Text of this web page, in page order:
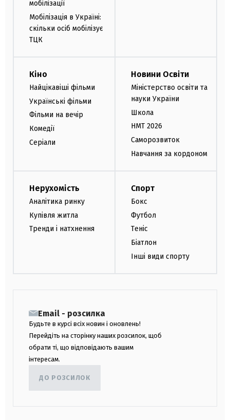
мобілізації
Мобілізація в Україні:
скільки осіб мобілізує
ТЦК
Кіно
Найцікавіші фільми
Українські фільми
Фільми на вечір
Комедії
Серіали
Новини Освіти
Міністерство освіти та
науки України
Школа
НМТ 2026
Саморозвиток
Навчання за кордоном
Нерухомість
Аналітика ринку
Купівля житла
Тренди і натхнення
Спорт
Бокс
Футбол
Теніс
Біатлон
Інші види спорту
Email - розсилка
Будьте в курсі всіх новин і оновлень!
Перейдіть на сторінку наших розсилок, щоб
обрати ті, що відповідають вашим
інтересам.
ДО РОЗСИЛОК